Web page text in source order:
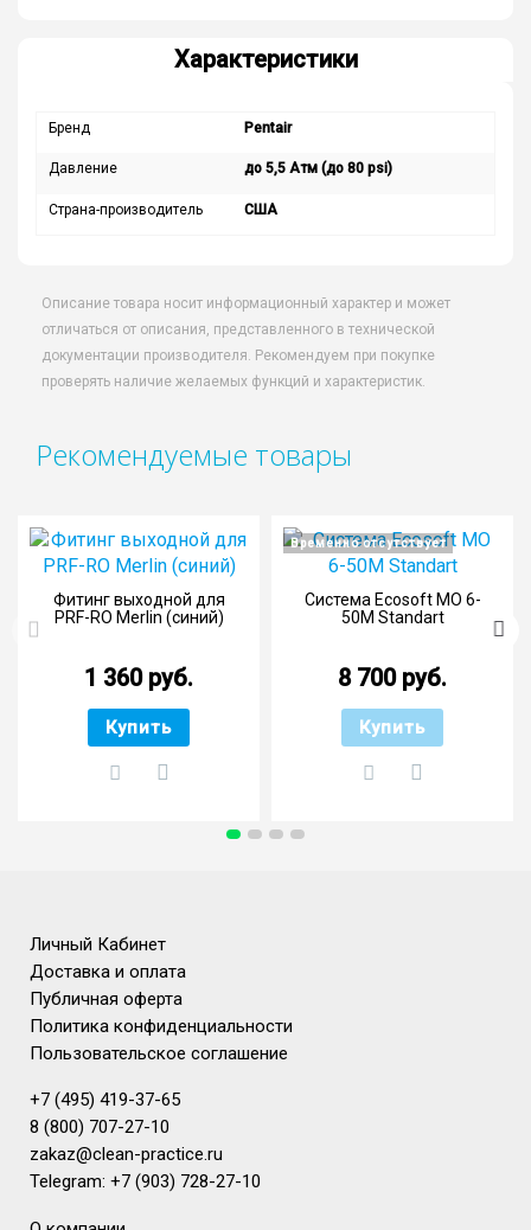
Характеристики
Бренд Pentair
Давление до 5,5 Атм (до 80 psi)
Страна-производитель США
Описание товара носит информационный характер и может
отличаться от описания, представленного в технической
документации производителя. Рекомендуем при покупке
проверять наличие желаемых функций и характеристик.
Рекомендуемые товары
Фитинг выходной для
PRF-RO Merlin (синий)
1 360 руб.
Купить
Временно отсутствует
Система Ecosoft MO 6-
50M Standart
8 700 руб.
Купить
Личный Кабинет
Доставка и оплата
Публичная оферта
Политика конфиденциальности
Пользовательское соглашение
+7 (495) 419-37-65
8 (800) 707-27-10
zakaz@clean-practice.ru
Telegram: +7 (903) 728-27-10